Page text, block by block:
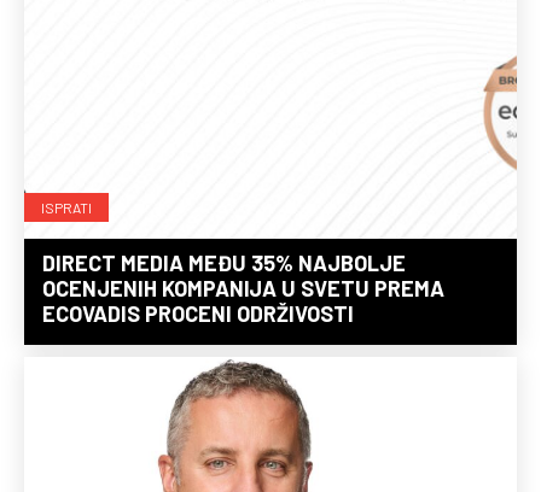
ISPRATI
DIRECT MEDIA MEĐU 35% NAJBOLJE
OCENJENIH KOMPANIJA U SVETU PREMA
ECOVADIS PROCENI ODRŽIVOSTI